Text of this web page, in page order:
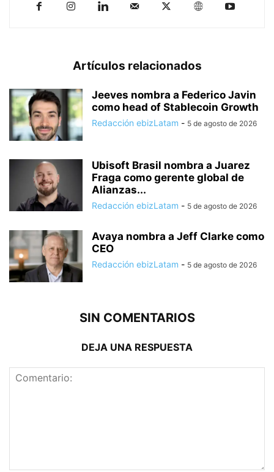
Artículos relacionados
Jeeves nombra a Federico Javin
como head of Stablecoin Growth
Redacción ebizLatam - 5 de agosto de 2026
Ubisoft Brasil nombra a Juarez
Fraga como gerente global de
Alianzas...
Redacción ebizLatam - 5 de agosto de 2026
Avaya nombra a Jeff Clarke como
CEO
Redacción ebizLatam - 5 de agosto de 2026
SIN COMENTARIOS
DEJA UNA RESPUESTA